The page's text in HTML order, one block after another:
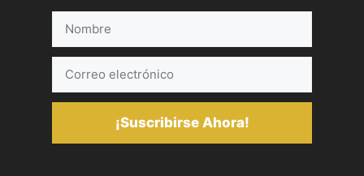
electrónico
¡Suscribirse Ahora!